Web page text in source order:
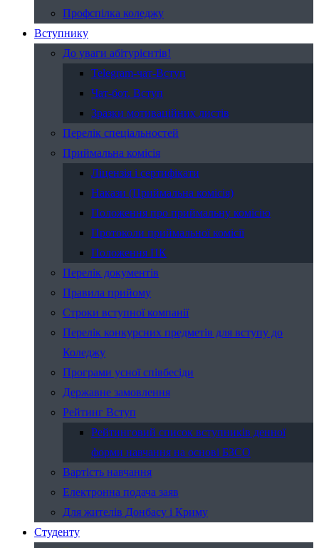
Профспілка коледжу
Вступнику
До уваги абітурієнтів!
Telegram-чат-Вступ
Чат-бот. Вступ
Зразки мотиваційних листів
Перелік спеціальностей
Приймальна комісія
Ліцензія і сертифікати
Накази (Приймальна комісія)
Положення про приймальну комісію
Протоколи приймальної комісії
Положення ПК
Перелік документів
Правила прийому
Строки вступної компанії
Перелік конкурсних предметів для вступу до
Коледжу
Програми усної співбесіди
Державне замовлення
Рейтинг Вступ
Рейтинговий список вступників денної
форми навчання на основі БЗСО
Вартість навчання
Електронна подача заяв
Для жителів Донбасу і Криму
Студенту